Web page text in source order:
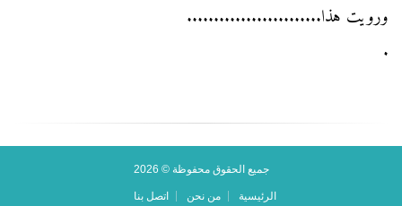
ورويت هذا.........................
.
جميع الحقوق محفوظة © 2026
الرئيسية من نحن اتصل بنا